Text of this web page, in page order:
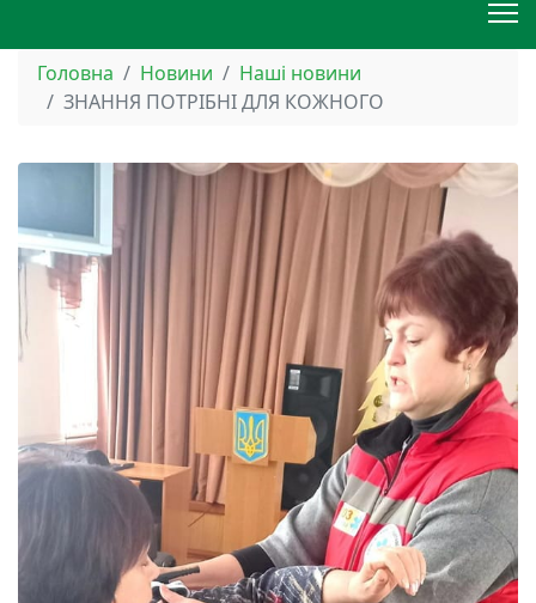
Головна Новини
Наші новини
ЗНАННЯ ПОТРІБНІ ДЛЯ КОЖНОГО